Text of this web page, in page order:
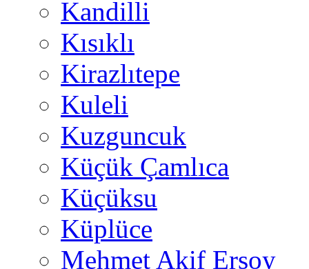
Kandilli
Kısıklı
Kirazlıtepe
Kuleli
Kuzguncuk
Küçük Çamlıca
Küçüksu
Küplüce
Mehmet Akif Ersoy